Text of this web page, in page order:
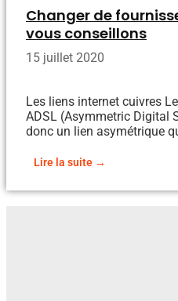
Changer de
vous conseillons
15 juillet 2020
Les liens internet cuivres
ADSL (Asymmetric Digital
donc un lien asymétrique
Lire la suite →